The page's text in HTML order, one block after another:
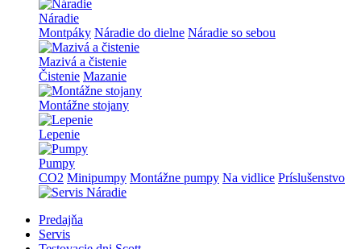
Náradie
Montpáky Náradie do dielne Náradie so sebou
Mazivá a čistenie
Čistenie Mazanie
Montážne stojany
Lepenie
Pumpy
CO2 Minipumpy Montážne pumpy Na vidlice Príslušenstvo
Predajňa
Servis